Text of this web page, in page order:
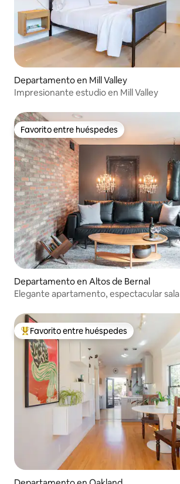
Departamento en Mill Valley
Impresionante estudio en Mill Valley
Favorito entre huéspedes
Favorito entre huéspedes
Departamento en Altos de Bernal
Elegante apartamento, espectacular
De los mejores en Favorito entre huéspedes
Favorito entre huéspedes